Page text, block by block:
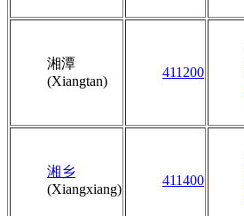
湘潭
(Xiangtan)
411200
湘乡
(Xiangxiang)
411400